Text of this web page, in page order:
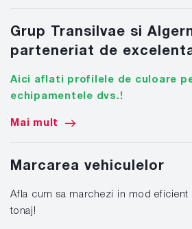
Grup Transilvae si
parteneriat de
Aici aflati profilele de culoare
echipamentele dvs.!
Mai mult
Marcarea vehiculelor
Afla cum sa marchezi in mod eficient
tonaj!